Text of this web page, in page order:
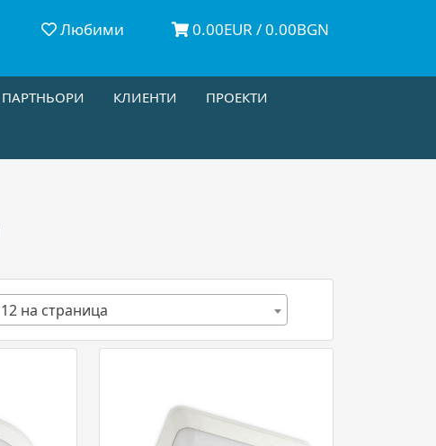
Любими 0.00EUR / 0.00BGN
ПАРТНЬОРИ КЛИЕНТИ ПРОЕКТИ
12 на страница